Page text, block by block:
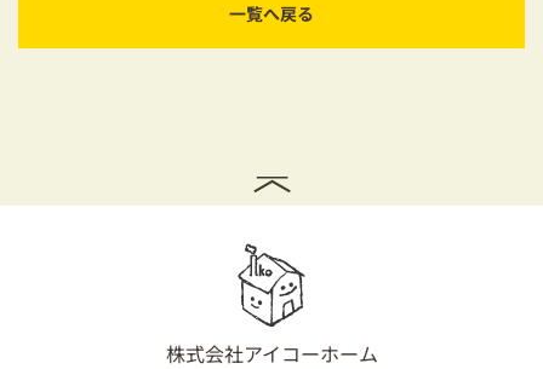
一覧へ戻る
株式会社アイコーホーム